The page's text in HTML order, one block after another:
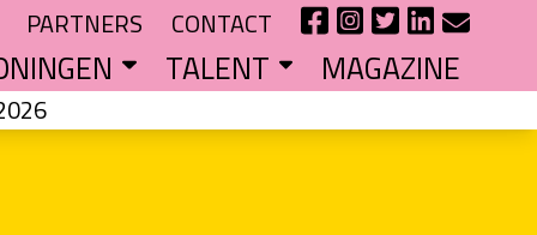
PARTNERS CONTACT
TALENT MAGAZINE